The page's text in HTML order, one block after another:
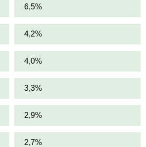
6,5%
4,2%
4,0%
3,3%
2,9%
2,7%